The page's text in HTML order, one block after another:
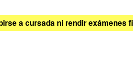
a cursada ni rendir exámenes